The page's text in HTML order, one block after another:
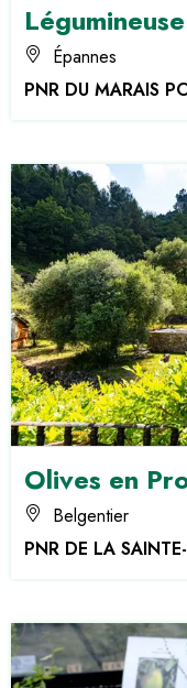
Épannes
PNR DU MARAIS
Olives en
Belgentier
PNR DE LA